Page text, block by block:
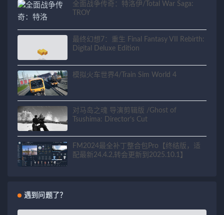
全面战争传奇：特洛伊/Total War Saga:
TROY
最终幻想7：重生 Final Fantasy VII Rebirth:
Digital Deluxe Edition
模拟火车世界4/Train Sim World 4
对马岛之魂 导演剪辑版 /Ghost of
Tsushima: Director’s Cut
FM2024最全补丁整合包Pro【终结版，适
配最新24.4.2,转会更新到2025.10.1】
遇到问题了？